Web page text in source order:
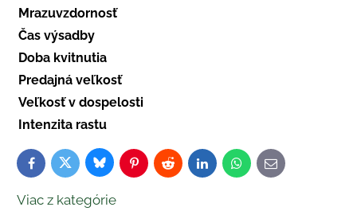
Mrazuvzdornosť
Čas výsadby
Doba kvitnutia
Predajná veľkosť
Veľkosť v dospelosti
Intenzita rastu
FacebookTwitterBlueskyPinterestReddit LinkedInWhatsApp
E-
mail
Viac z kategórie